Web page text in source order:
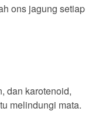
ons jagung setiap
dan karotenoid,
melindungi mata.